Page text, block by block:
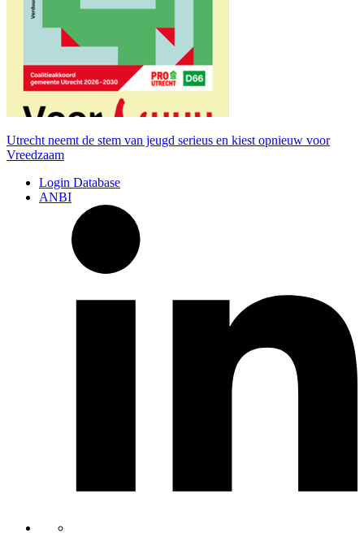
Utrecht neemt de stem van jeugd serieus en kiest opnieuw voor
Vreedzaam
Login Database
ANBI